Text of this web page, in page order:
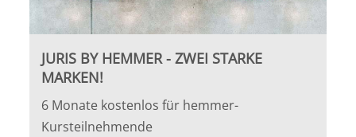
JURIS BY HEMMER - ZWEI STARKE
MARKEN!
6 Monate kostenlos für hemmer-
Kursteilnehmende